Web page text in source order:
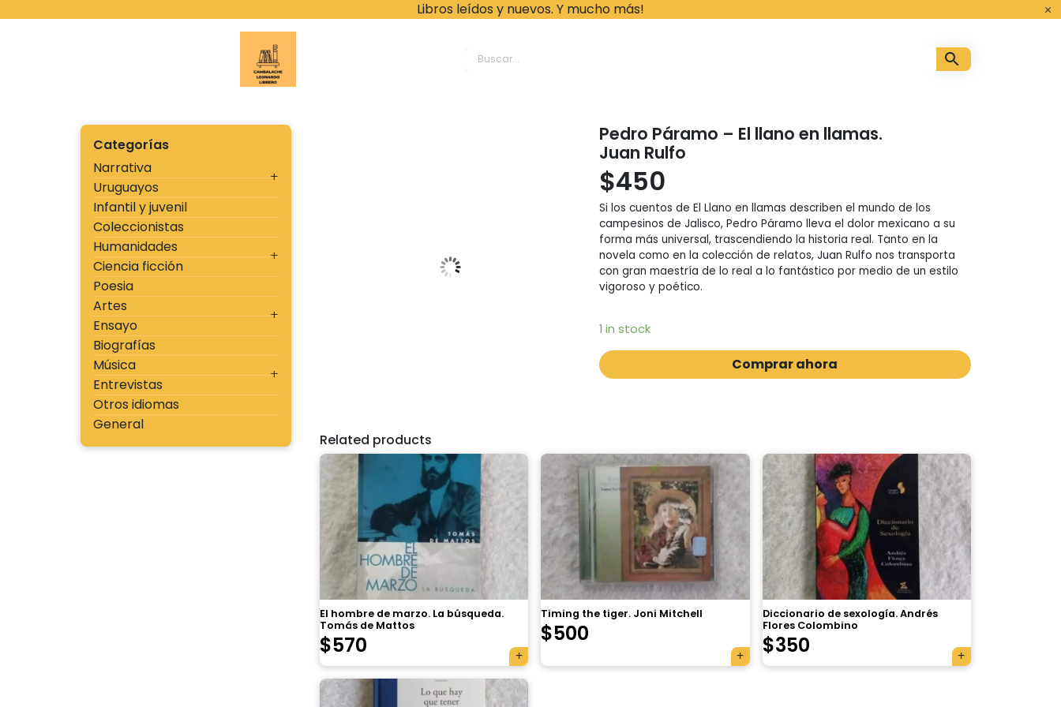
Libros leídos y nuevos. Y mucho más!
Categorías
Narrativa
Uruguayos
Infantil y juvenil
Coleccionistas
Humanidades
Ciencia ficción
Poesia
Artes
Ensayo
Biografías
Música
Entrevistas
Otros idiomas
General
Pedro Páramo – El llano en llamas.
Juan Rulfo
$450
Si los cuentos de El Llano en llamas describen el mundo de los
campesinos de Jalisco, Pedro Páramo lleva el dolor mexicano a su
forma más universal, trascendiendo la historia real. Tanto en la
novela como en la colección de relatos, Juan Rulfo nos transporta
con gran maestría de lo real a lo fantástico por medio de un estilo
vigoroso y poético.
1 in stock
Comprar ahora
Related products
El hombre de marzo. La búsqueda.
Tomás de Mattos
$570
Timing the tiger. Joni Mitchell
$500
Diccionario de sexología. Andrés
Flores Colombino
$350